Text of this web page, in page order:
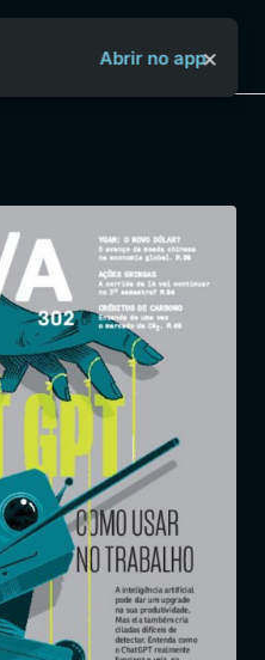
o Aya Bancah
Início
Revistas
Jornais
Notícias
Entrar
Abrir no app×